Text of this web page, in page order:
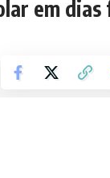
em dias